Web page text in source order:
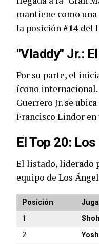
mantiene como
la posición#14 del
"Vladdy" Jr.:
Por su parte, el
ícono internacional.
Guerrero Jr. se
Francisco Lindor
El Top 20:
El listado, liderado
equipo de Los
Posición
1
2